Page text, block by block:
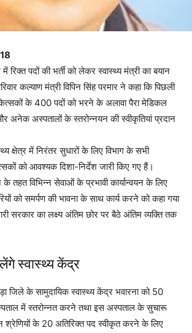
में रिक्त पदों की भर्ती को लेकर स्वास्थ्य मंत्री का बयान
कल्याण मंत्री विपिन सिंह परमार ने कहा कि पिछली
के 400 पदों को भरने के अलावा पैरा मेडिकल
अनेक अस्पतालों के स्तरोन्नयन की स्वीकृतियां प्रदान
क्षेत्र में निरंतर सुधारों के लिए विभाग के सभी
को आवश्यक दिशा-निर्देश जारी किए गए हैं।
के तहत विभिन्न सेवाओं के प्रभावी कार्यान्वयन के लिए
को समर्पण की भावना के साथ कार्य करने को कहा गया
सरकार का लक्ष्य अंतिम छोर पर बैठे अंतिम व्यक्ति तक
स्वास्थ्य केंद्र
जिले के सामुदायिक स्वास्थ्य केंद्र भवारना को 50
में स्तरोन्नत करने तथा इस अस्पताल के सुचारू
श्रेणियों के 20 अतिरिक्त पद स्वीकृत करने के लिए